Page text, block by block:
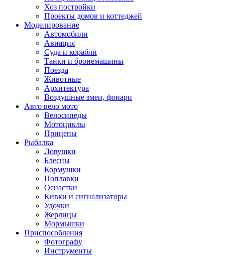
Хоз постройки
Проекты домов и коттеджей
Моделирование
Автомобили
Авиация
Суда и корабли
Танки и бронемашины
Поезда
Животные
Архитектура
Воздушные змеи, фонари
Авто вело мото
Велосипеды
Мотоциклы
Прицепы
Рыбалка
Ловушки
Блесны
Кормушки
Поплавки
Оснастки
Кивки и сигнализаторы
Удочки
Жерлицы
Мормышки
Приспособления
Фотографу
Инструменты